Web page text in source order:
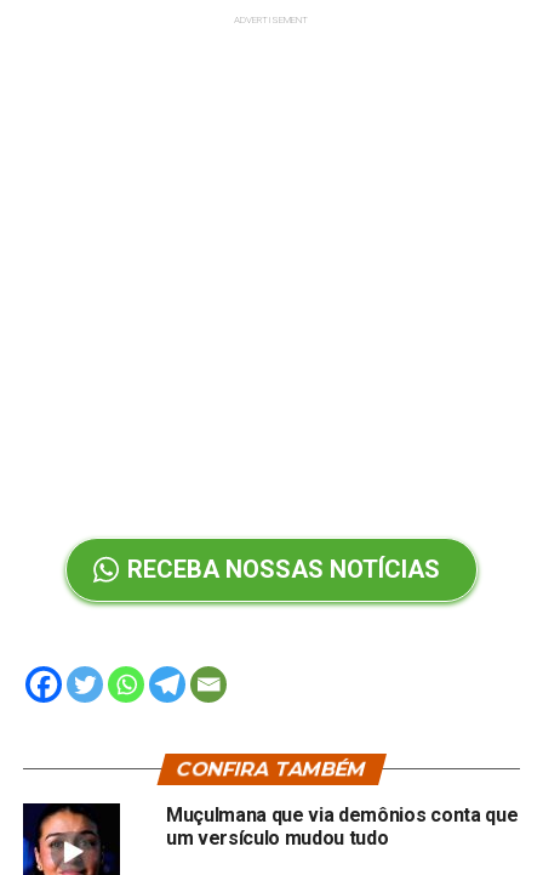
ADVERTISEMENT
RECEBA NOSSAS NOTÍCIAS
CONFIRA TAMBÉM
Muçulmana que via demônios conta que
um versículo mudou tudo